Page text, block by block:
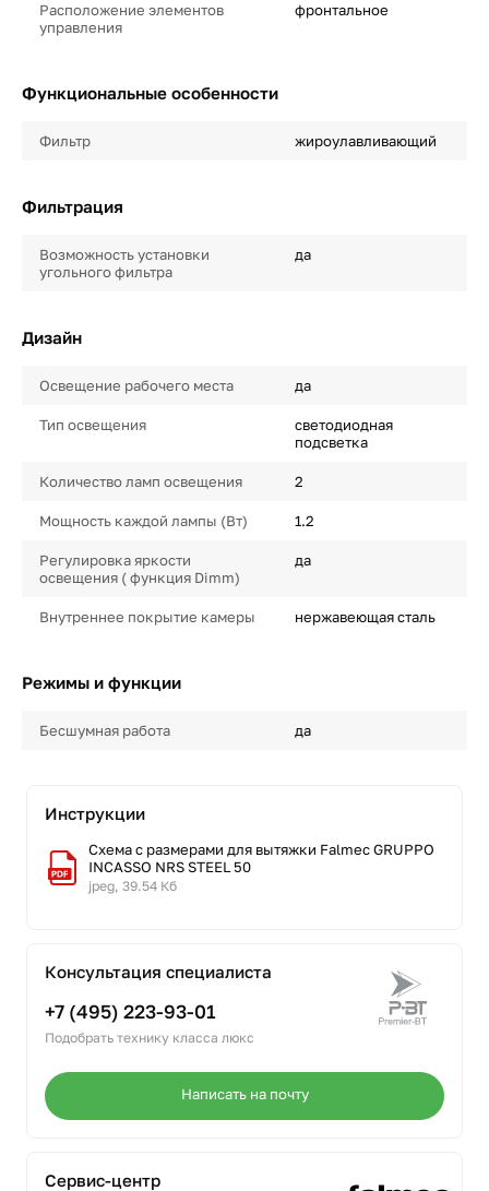
Расположение элементов
управления
фронтальное
Функциональные особенности
Фильтр жироулавливающий
Фильтрация
Возможность установки
угольного фильтра
да
Дизайн
Освещение рабочего места да
Тип освещения
светодиодная
подсветка
Количество ламп освещения 2
Мощность каждой лампы (Вт) 1.2
Регулировка яркости
освещения ( функция Dimm)
да
Внутреннее покрытие камеры нержавеющая сталь
Режимы и функции
Бесшумная работа да
Инструкции
Схема с размерами для вытяжки Falmec GRUPPO
INCASSO NRS STEEL 50
jpeg, 39.54 Кб
Консультация специалиста
+7 (495) 223-93-01
Подобрать технику класса люкс
Написать на почту
Сервис-центр